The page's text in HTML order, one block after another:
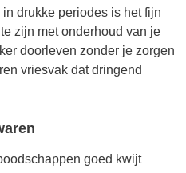
drukke periodes is het fijn
zijn met onderhoud van je
doorleven zonder je zorgen
vriesvak dat dringend
goed kwijt